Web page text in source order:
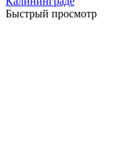
Быстрый просмотр